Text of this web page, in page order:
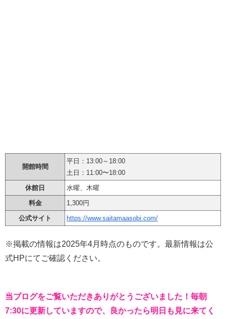
開館時間
平日：13:00～18:00
土日：11:00〜18:00
休館日
水曜、木曜
料金
1,300円
公式サイト
https://www.saitamaasobi.com/
※掲載の情報は2025年4月時点のものです。最新情報は公
式HPにてご確認ください。
当ブログをご覧いただきありがとうございました！毎朝
7:30に更新していますので、良かったら明日も見に来てく